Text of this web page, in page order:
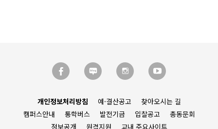
개인정보처리방침 예·결산공고
찾아오시는 길
캠퍼스안내
통학버스 발전기금 입찰공고
총동문회
정보공개
원격지원 교내 주요사이트